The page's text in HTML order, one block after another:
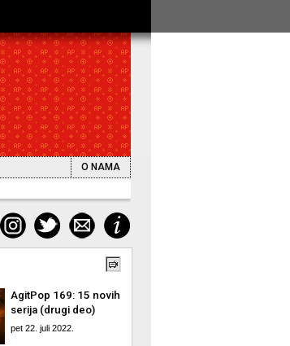
O NAMA
AgitPop 169: 15 novih
serija (drugi deo)
pet 22. juli 2022.